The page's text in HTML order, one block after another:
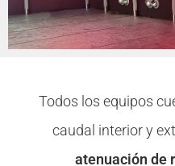
Todos los equipos
caudal interior y
atenuación de